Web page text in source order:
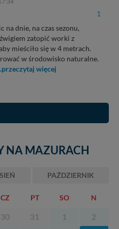
1
na dnie, na czas sezonu,
zatopić worki z
mieściło się w 4 metrach.
w środowisko naturalne.
więcej
NA MAZURACH
PAŹDZIERNIK
CZ PT SO N
30 31 1
2